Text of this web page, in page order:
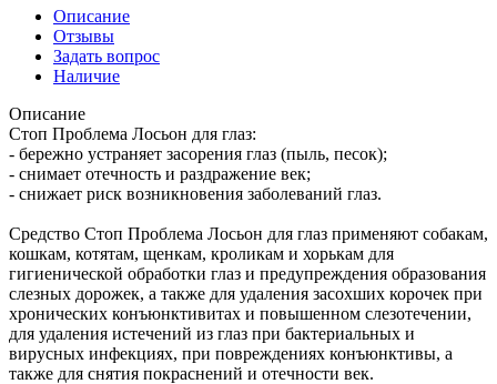
Описание
Отзывы
Задать вопрос
Наличие
Описание
Стоп Проблема Лосьон для глаз:
- бережно устраняет засорения глаз (пыль, песок);
- снимает отечность и раздражение век;
- снижает риск возникновения заболеваний глаз.
Средство Стоп Проблема Лосьон для глаз применяют собакам,
кошкам, котятам, щенкам, кроликам и хорькам для
гигиенической обработки глаз и предупреждения образования
слезных дорожек, а также для удаления засохших корочек при
хронических конъюнктивитах и повышенном слезотечении,
для удаления истечений из глаз при бактериальных и
вирусных инфекциях, при повреждениях конъюнктивы, а
также для снятия покраснений и отечности век.